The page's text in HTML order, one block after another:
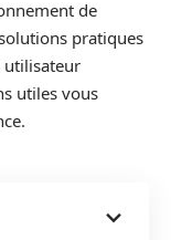
de
pratiques
utilisateur
utiles vous